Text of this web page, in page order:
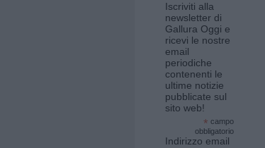
Iscriviti alla
newsletter di
Gallura Oggi e
ricevi le nostre
email
periodiche
contenenti le
ultime notizie
pubblicate sul
sito web!
* campo
obbligatorio
Indirizzo email